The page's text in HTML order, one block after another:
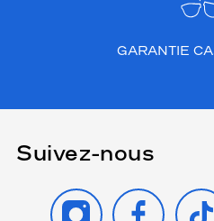
GARANTIE
Suivez-nous
INSTAGRAMFACEBOOK